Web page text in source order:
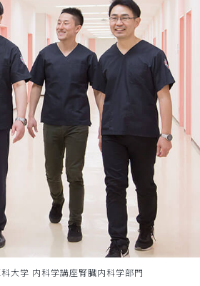
大学 内科学講座腎臓内科学部門